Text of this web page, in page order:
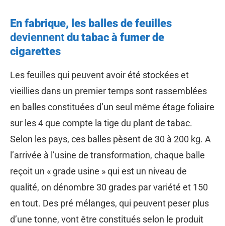
En fabrique, les balles de feuilles
deviennent du tabac à fumer de
cigarettes
Les feuilles qui peuvent avoir été stockées et
vieillies dans un premier temps sont rassemblées
en balles constituées d’un seul même étage foliaire
sur les 4 que compte la tige du plant de tabac.
Selon les pays, ces balles pèsent de 30 à 200 kg. A
l’arrivée à l’usine de transformation, chaque balle
reçoit un « grade usine » qui est un niveau de
qualité, on dénombre 30 grades par variété et 150
en tout. Des pré mélanges, qui peuvent peser plus
d’une tonne, vont être constitués selon le produit